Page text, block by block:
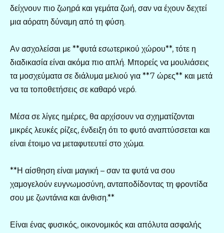
δείχνουν πιο ζωηρά και γεμάτα ζωή, σαν να έχουν δεχτεί
μια αόρατη δύναμη από τη φύση.
Αν ασχολείσαι με **φυτά εσωτερικού χώρου**, τότε η
διαδικασία είναι ακόμα πιο απλή. Μπορείς να μουλιάσεις
τα μοσχεύματα σε διάλυμα μελιού για **7 ώρες** και μετά
να τα τοποθετήσεις σε καθαρό νερό.
Μέσα σε λίγες ημέρες, θα αρχίσουν να σχηματίζονται
μικρές λευκές ρίζες, ένδειξη ότι το φυτό αναπτύσσεται και
είναι έτοιμο να μεταφυτευτεί στο χώμα.
**Η αίσθηση είναι μαγική – σαν τα φυτά να σου
χαμογελούν ευγνωμοσύνη, ανταποδίδοντας τη φροντίδα
σου με ζωντάνια και άνθιση.**
Είναι ένας φυσικός, οικονομικός και απόλυτα ασφαλής